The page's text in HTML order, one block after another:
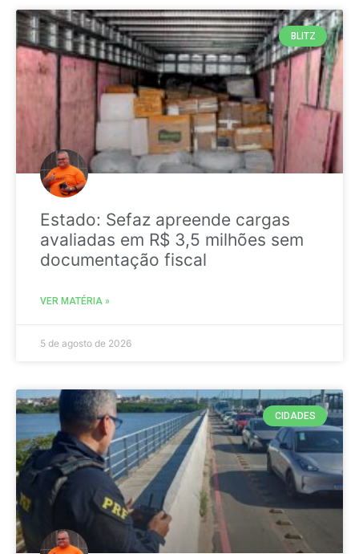
BLITZ
Estado: Sefaz apreende cargas
avaliadas em R$ 3,5 milhões sem
documentação fiscal
VER MATÉRIA »
5 de agosto de 2026
CIDADES